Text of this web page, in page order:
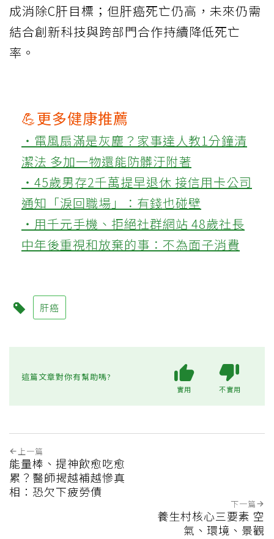
成消除C肝目標；但肝癌死亡仍高，未來仍需
結合創新科技與跨部門合作持續降低死亡
率。
💪更多健康推薦
‧電風扇滿是灰塵？家事達人教1分鐘清
潔法 多加一物還能防髒汙附著
‧45歲男存2千萬提早退休 接信用卡公司
通知「淚回職場」：有錢也碰壁
‧用千元手機、拒絕社群網站 48歲社長
中年後重視和放棄的事：不為面子消費
肝癌
這篇文章對你有幫助嗎?
實用 不實用
上一篇
能量棒、提神飲愈吃愈
累？醫師揭越補越慘真
相：恐欠下疲勞債
下一篇
養生村核心三要素 空
氣、環境、景觀